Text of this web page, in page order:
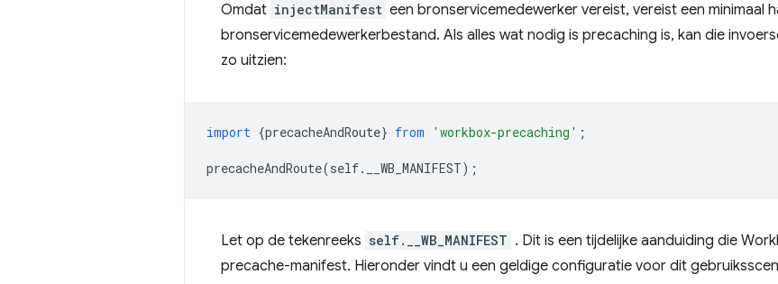
Omdat injectManifest een bronservicemedewerker vereist, vereist een minimaal
bronservicemedewerkerbestand. Als alles wat nodig is precaching is, kan die
zo uitzien:
import {precacheAndRoute} from 'workbox-precaching' ;
precacheAndRoute(self. __WB_MANIFEST);
Let op de tekenreeks self.__WB_MANIFEST . Dit is een tijdelijke aanduiding die
precache-manifest. Hieronder vindt u een geldige configuratie voor dit